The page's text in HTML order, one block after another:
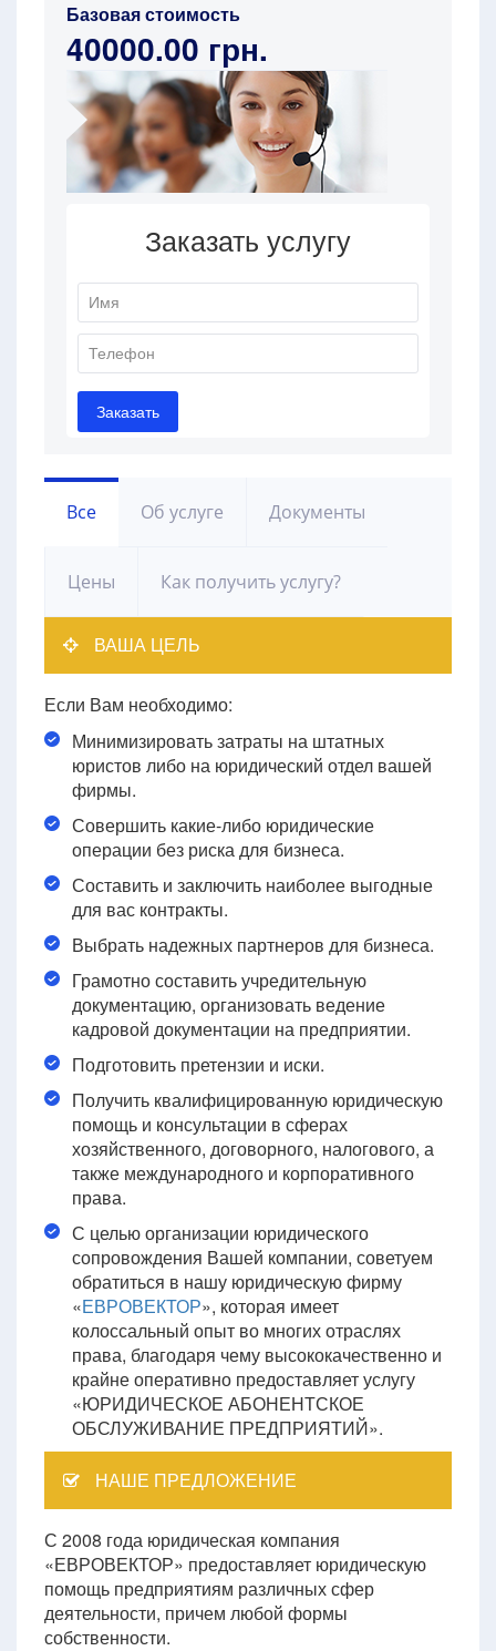
Базовая стоимость
40000.00 грн.
Все Об услуге Документы
Цены Как получить услугу?
ВАША ЦЕЛЬ
Если Вам необходимо:
Минимизировать затраты на штатных
юристов либо на юридический отдел вашей
фирмы.
Совершить какие-либо юридические
операции без риска для бизнеса.
Составить и заключить наиболее выгодные
для вас контракты.
Выбрать надежных партнеров для бизнеса.
Грамотно составить учредительную
документацию, организовать ведение
кадровой документации на предприятии.
Подготовить претензии и иски.
Получить квалифицированную юридическую
помощь и консультации в сферах
хозяйственного, договорного, налогового, а
также международного и корпоративного
права.
С целью организации юридического
сопровождения Вашей компании, советуем
обратиться в нашу юридическую фирму
«ЕВРОВЕКТОР», которая имеет
колоссальный опыт во многих отраслях
права, благодаря чему высококачественно и
крайне оперативно предоставляет услугу
«ЮРИДИЧЕСКОЕ АБОНЕНТСКОЕ
ОБСЛУЖИВАНИЕ ПРЕДПРИЯТИЙ».
НАШЕ ПРЕДЛОЖЕНИЕ
С 2008 года юридическая компания
«ЕВРОВЕКТОР» предоставляет юридическую
помощь предприятиям различных сфер
деятельности, причем любой формы
собственности.